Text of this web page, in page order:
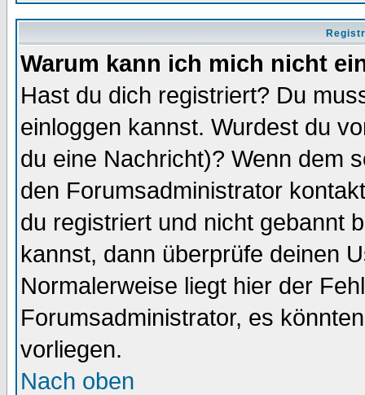
Warum kann ich mich nicht
Hast du dich registriert? Du
einloggen kannst. Wurdest du
du eine Nachricht)? Wenn dem
den Forumsadministrator
du registriert und nicht gebannt
kannst, dann überprüfe deinen
Normalerweise liegt hier der
Forumsadministrator, es
vorliegen.
Nach oben